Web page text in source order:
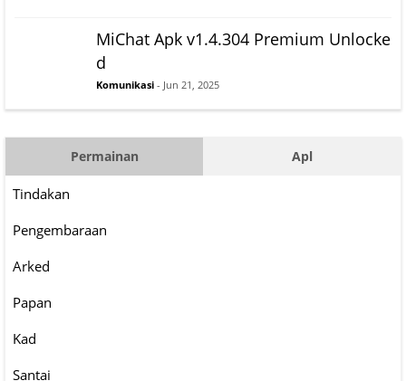
MiChat Apk v1.4.304 Premium Unlocke
d
Komunikasi - Jun 21, 2025
Permainan Apl
Tindakan
Pengembaraan
Arked
Papan
Kad
Santai